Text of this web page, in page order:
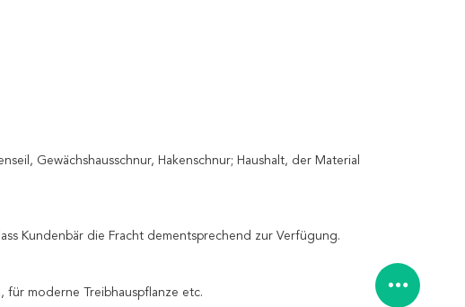
Gewächshausschnur, Hakenschnur; Haushalt, der Material
Kundenbär die Fracht dementsprechend zur Verfügung.
für moderne Treibhauspflanze etc.